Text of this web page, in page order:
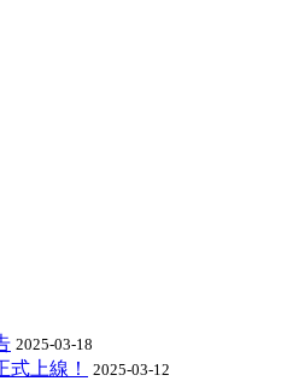
2025-03-18
上線！ 2025-03-12